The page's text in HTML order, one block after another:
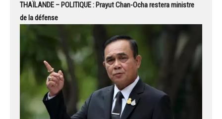
THAÏLANDE – POLITIQUE : Prayut Chan-Ocha restera ministre
de la défense